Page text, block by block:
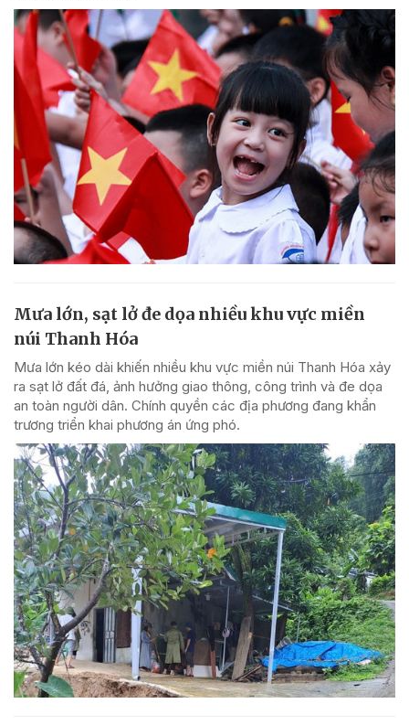
Mưa lớn, sạt lở đe dọa nhiều khu vực miền
núi Thanh Hóa
Mưa lớn kéo dài khiến nhiều khu vực miền núi Thanh Hóa xảy
ra sạt lở đất đá, ảnh hưởng giao thông, công trình và đe dọa
an toàn người dân. Chính quyền các địa phương đang khẩn
trương triển khai phương án ứng phó.